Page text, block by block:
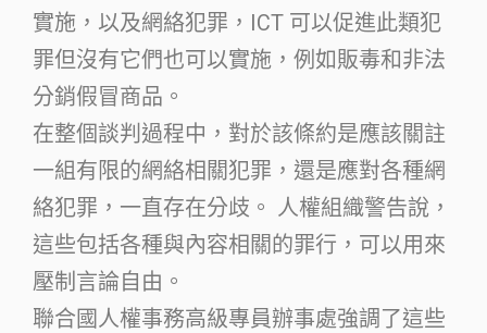
實施，以及網絡犯罪，ICT 可以促進此類犯
罪但沒有它們也可以實施，例如販毒和非法
分銷假冒商品。
在整個談判過程中，對於該條約是應該關註
一組有限的網絡相關犯罪，還是應對各種網
絡犯罪，一直存在分歧。 人權組織警告說，
這些包括各種與內容相關的罪行，可以用來
壓制言論自由。
聯合國人權事務高級專員辦事處強調了這些